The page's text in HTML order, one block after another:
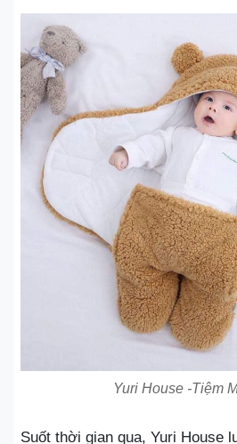
Yuri House -Tiệm
Suốt thời gian qua, Yuri House